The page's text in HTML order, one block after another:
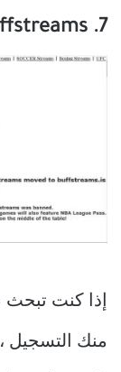
7. Buffstreams
إذا كنت
منك التسجيل